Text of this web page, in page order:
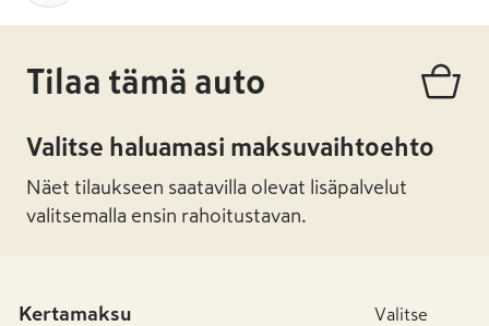
Tilaa tämä auto
Valitse haluamasi maksuvaihtoehto
Näet tilaukseen saatavilla olevat lisäpalvelut
valitsemalla ensin rahoitustavan.
Kertamaksu Valitse